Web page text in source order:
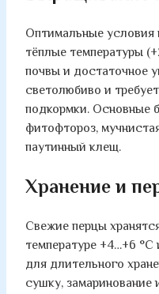
Оптимальные
тёплые температуры
почвы и достаточное
светолюбиво и
подкормки. Основные
фитофтороз,
паутинный клещ.
Хранение и
Свежие перцы
температуре +4…+6
для длительного
сушку,